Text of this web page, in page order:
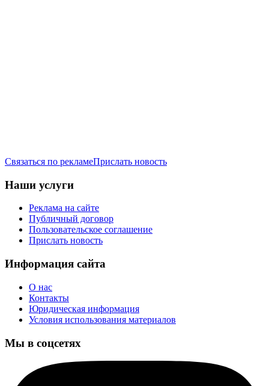
Связаться по рекламеПрислать новость
Наши услуги
Реклама на сайте
Публичный договор
Пользовательское соглашение
Прислать новость
Информация сайта
О нас
Контакты
Юридическая информация
Условия использования материалов
Мы в соцсетях